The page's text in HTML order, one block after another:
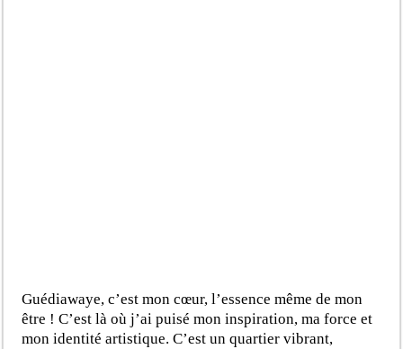
Guédiawaye, c’est mon cœur, l’essence même de mon
être ! C’est là où j’ai puisé mon inspiration, ma force et
mon identité artistique. C’est un quartier vibrant,